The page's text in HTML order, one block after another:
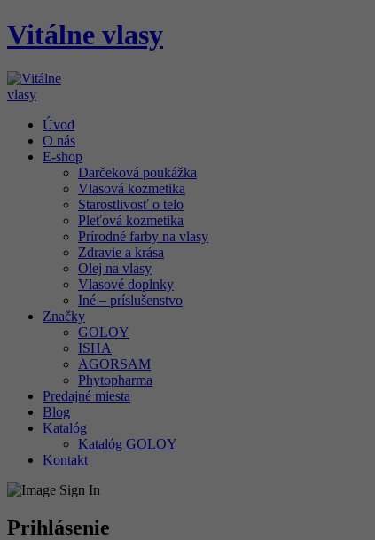
Vitálne vlasy
Úvod
O nás
E-shop
Darčeková poukážka
Vlasová kozmetika
Starostlivosť o telo
Pleťová kozmetika
Prírodné farby na vlasy
Zdravie a krása
Olej na vlasy
Vlasové doplnky
Iné – príslušenstvo
Značky
GOLOY
ISHA
AGORSAM
Phytopharma
Predajné miesta
Blog
Katalóg
Katalóg GOLOY
Kontakt
Prihlásenie